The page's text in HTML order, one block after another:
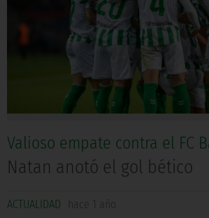
Valioso empate contra el FC
Natan anotó el gol bético
ACTUALIDAD hace 1 año